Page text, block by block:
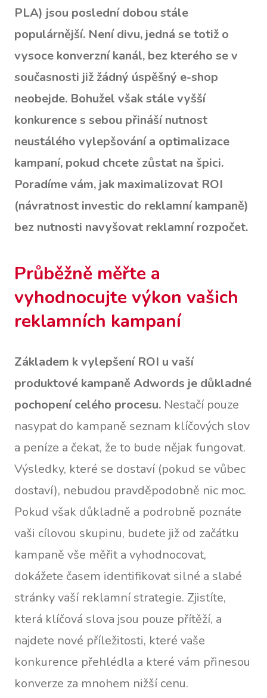
PLA) jsou poslední dobou stále
populárnější. Není divu, jedná se totiž o
vysoce konverzní kanál, bez kterého se v
současnosti již žádný úspěšný e-shop
neobejde. Bohužel však stále vyšší
konkurence s sebou přináší nutnost
neustálého vylepšování a optimalizace
kampaní, pokud chcete zůstat na špici.
Poradíme vám, jak maximalizovat ROI
(návratnost investic do reklamní kampaně)
bez nutnosti navyšovat reklamní rozpočet.
Průběžně měřte a
vyhodnocujte výkon vašich
reklamních kampaní
Základem k vylepšení ROI u vaší
produktové kampaně Adwords je důkladné
pochopení celého procesu. Nestačí pouze
nasypat do kampaně seznam klíčových slov
a peníze a čekat, že to bude nějak fungovat.
Výsledky, které se dostaví (pokud se vůbec
dostaví), nebudou pravděpodobně nic moc.
Pokud však důkladně a podrobně poznáte
vaši cílovou skupinu, budete již od začátku
kampaně vše měřit a vyhodnocovat,
dokážete časem identifikovat silné a slabé
stránky vaší reklamní strategie. Zjistíte,
která klíčová slova jsou pouze přítěží, a
najdete nové příležitosti, které vaše
konkurence přehlédla a které vám přinesou
konverze za mnohem nižší cenu.